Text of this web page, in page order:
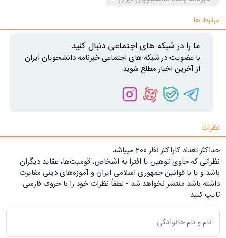
مرتبط ها
ما را در شبکه های اجتماعی دنبال کنید
با عضویت در شبکه های اجتماعی خبرنامه دانشجویان ایران
از آخرین اخبار مطلع شوید
نظرات
حداکثر تعداد کاراکتر نظر 200 ميياشد
نظراتی که حاوی توهین یا افترا به اشخاص، قومیت‌ها، عقاید دیگران
باشد و یا با قوانین جمهوری اسلامی ایران و آموزه‌های دینی مغایرت
داشته باشد منتشر نخواهد شد - لطفاً نظرات خود را با حروف فارسی
تایپ کنید